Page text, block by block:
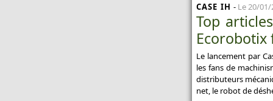
CASE IH - Le 20/01/
Top
Ecorobotix
Le lancement par
les fans de
distributeurs
net, le robot de